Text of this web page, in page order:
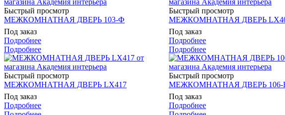
Быстрый просмотр
МЕЖКОМНАТНАЯ ДВЕРЬ 103-Ф
Под заказ
Подробнее
Подробнее
Быстрый просмотр
МЕЖКОМНАТНАЯ ДВЕРЬ
Под заказ
Подробнее
Подробнее
Быстрый просмотр
МЕЖКОМНАТНАЯ ДВЕРЬ LX417
Под заказ
Подробнее
Быстрый просмотр
МЕЖКОМНАТНАЯ ДВЕРЬ 106-
Под заказ
Подробнее